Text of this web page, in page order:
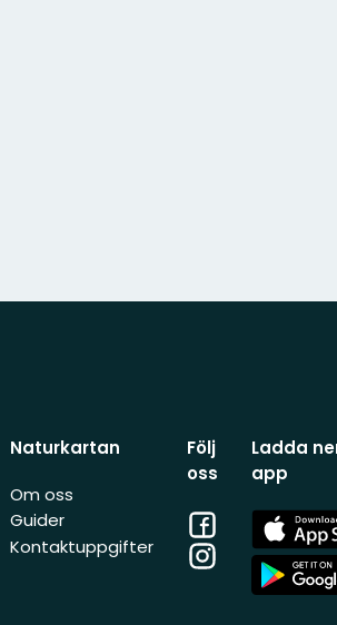
Naturkartan
Om oss
Guider
Kontaktuppgifter
Följ
oss
Facebook
Instagram
Ladda
app
App
Store
App
Store